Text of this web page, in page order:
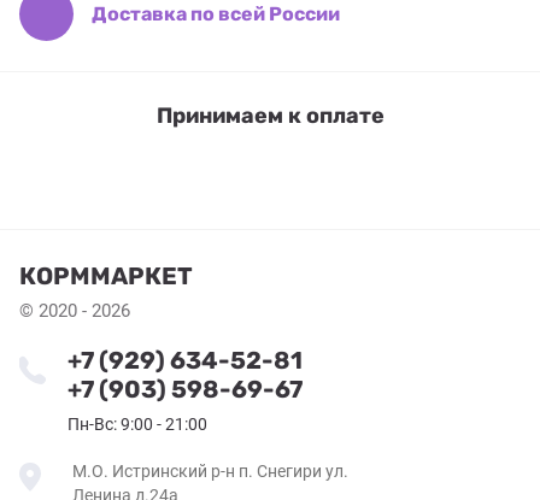
Доставка по всей России
Принимаем к оплате
КОРММАРКЕТ
© 2020 - 2026
+7 (929) 634-52-81
+7 (903) 598-69-67
Пн-Вс: 9:00 - 21:00
М.О. Истринский р-н п. Снегири ул.
Ленина д.24а